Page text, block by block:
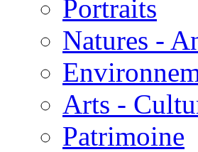
Portraits
Natures -
Arts -
Patrimoine